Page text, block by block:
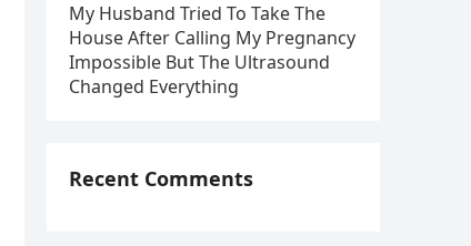
My Husband Tried To Take The
House After Calling My Pregnancy
Impossible But The Ultrasound
Changed Everything
Recent Comments